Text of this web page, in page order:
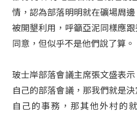
情，認為部落明明就在礦場周
被開墾利用，呼籲亞泥同樣應
同意，但似乎不是他們說了算。
玻士岸部落會議主席張文盛表
自己的部落會議，那我們就是
自己的事務，那其他外村的